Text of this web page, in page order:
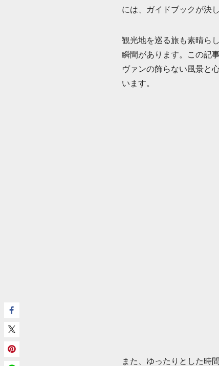
には、ガイドブックが決
観光地を巡る旅も素晴ら
瞬間があります。この記
ヴァンの飾らない風景と
います。
また、ゆったりとした時